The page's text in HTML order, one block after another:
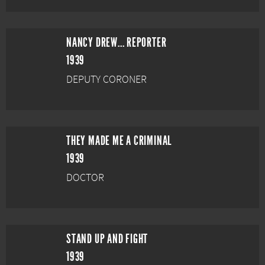
NANCY DREW... REPORTER
1939
DEPUTY CORONER
THEY MADE ME A CRIMINAL
1939
DOCTOR
STAND UP AND FIGHT
1939